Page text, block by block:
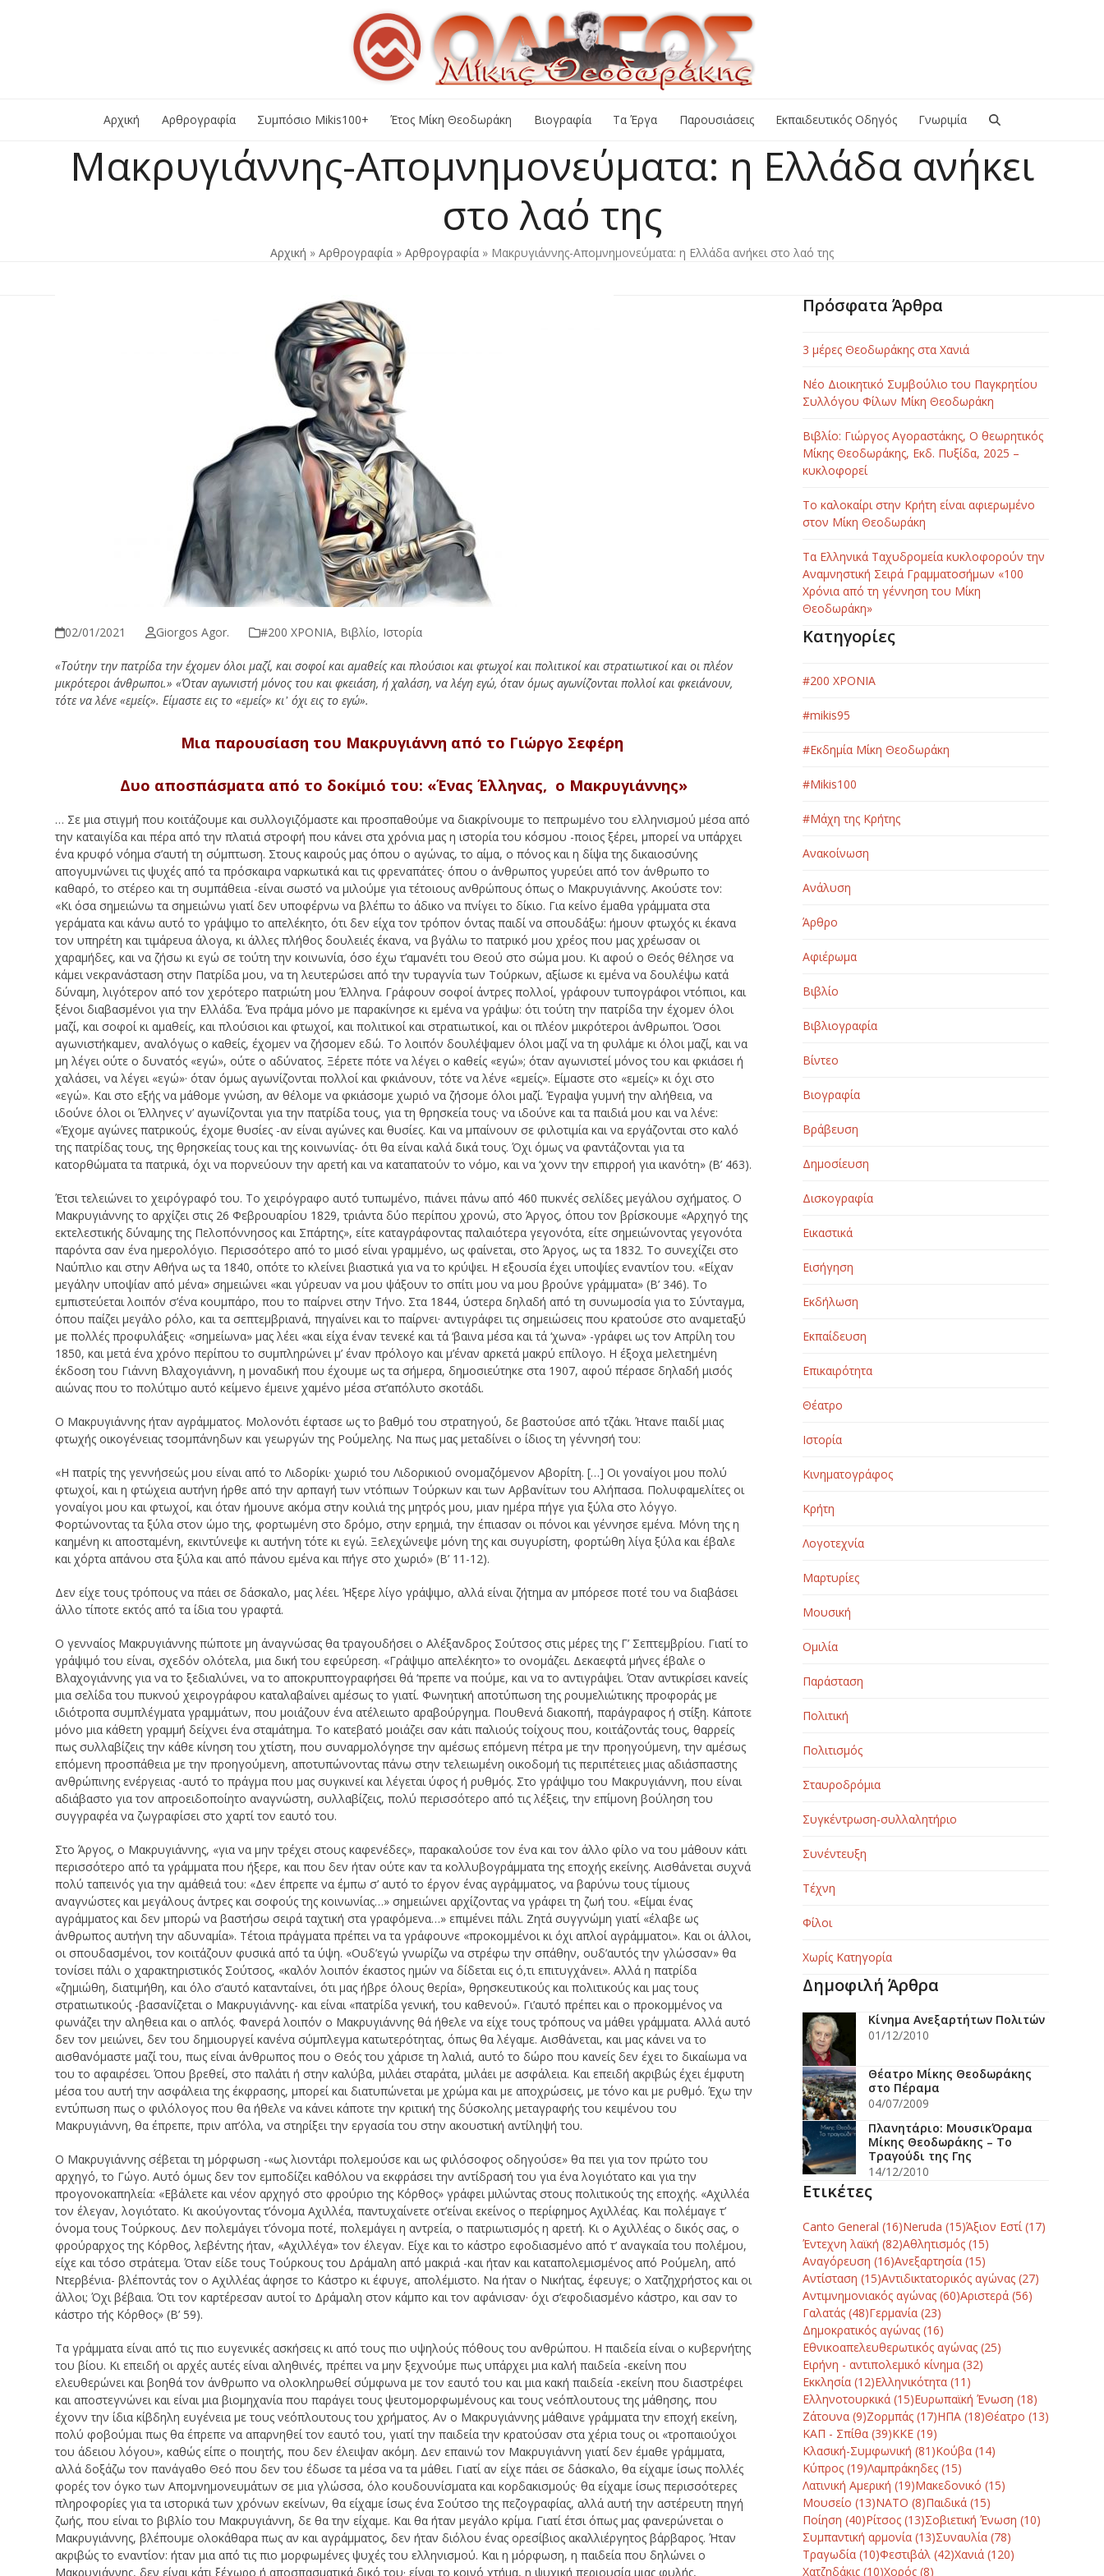
Αρχική Αρθρογραφία Συμπόσιο Mikis100+ Έτος Μίκη Θεοδωράκη Βιογραφία Τα Έργα Παρουσιάσεις Εκπαιδευτικός Οδηγός Γνωριμία
Μακρυγιάννης-Απομνημονεύματα: η Ελλάδα ανήκει
στο λαό της
Αρχική » Αρθρογραφία » Αρθρογραφία » Μακρυγιάννης-Απομνημονεύματα: η Ελλάδα ανήκει στο λαό της
02/01/2021 Giorgos Agor. #200 ΧΡΟΝΙΑ, Βιβλίο, Ιστορία
«Τούτην την πατρίδα την έχομεν όλοι μαζί, και σοφοί και αμαθείς και πλούσιοι και φτωχοί και πολιτικοί και στρατιωτικοί και οι πλέον
μικρότεροι άνθρωποι.» «Όταν αγωνιστή μόνος του και φκειάση, ή χαλάση, να λέγη εγώ, όταν όμως αγωνίζονται πολλοί και φκειάνουν,
τότε να λένε «εμείς». Είμαστε εις το «εμείς» κι᾿ όχι εις το εγώ».
Μια παρουσίαση του Μακρυγιάννη από το Γιώργο Σεφέρη
Δυο αποσπάσματα από το δοκίμιό του: «Ένας Έλληνας, ο Μακρυγιάννης»
… Σε μια στιγμή που κοιτάζουμε και συλλογιζόμαστε και προσπαθούμε να διακρίνουμε το πεπρωμένο του ελληνισμού μέσα από
την καταιγίδα και πέρα από την πλατιά στροφή που κάνει στα χρόνια μας η ιστορία του κόσμου -ποιος ξέρει, μπορεί να υπάρχει
ένα κρυφό νόημα σ’αυτή τη σύμπτωση. Στους καιρούς μας όπου ο αγώνας, το αίμα, ο πόνος και η δίψα της δικαιοσύνης
απογυμνώνει τις ψυχές από τα πρόσκαιρα ναρκωτικά και τις φρεναπάτες· όπου ο άνθρωπος γυρεύει από τον άνθρωπο το
καθαρό, το στέρεο και τη συμπάθεια -είναι σωστό να μιλούμε για τέτοιους ανθρώπους όπως ο Μακρυγιάννης. Ακούστε τον:
«Κι όσα σημειώνω τα σημειώνω γιατί δεν υποφέρνω να βλέπω το άδικο να πνίγει το δίκιο. Για κείνο έμαθα γράμματα στα
γεράματα και κάνω αυτό το γράψιμο το απελέκητο, ότι δεν είχα τον τρόπον όντας παιδί να σπουδάξω: ήμουν φτωχός κι έκανα
τον υπηρέτη και τιμάρευα άλογα, κι άλλες πλήθος δουλειές έκανα, να βγάλω το πατρικό μου χρέος που μας χρέωσαν oι
χαραμήδες, και να ζήσω κι εγώ σε τούτη την κοινωνία, όσο έχω τ’αμανέτι του Θεού στο σώμα μου. Κι αφού ο Θεός θέλησε να
κάμει νεκρανάσταση στην Πατρίδα μου, να τη λευτερώσει από την τυραγνία των Τούρκων, αξίωσε κι εμένα να δουλέψω κατά
δύναμη, λιγότερον από τον χερότερο πατριώτη μου Έλληνα. Γράφουν σοφοί άντρες πολλοί, γράφουν τυπογράφοι ντόπιοι, και
ξένοι διαβασμένοι για την Ελλάδα. Ένα πράμα μόνο με παρακίνησε κι εμένα να γράψω: ότι τούτη την πατρίδα την έχομεν όλοι
μαζί, και σοφοί κι αμαθείς, και πλούσιοι και φτωχοί, και πολιτικοί και στρατιωτικοί, και οι πλέον μικρότεροι άνθρωποι. Όσοι
αγωνιστήκαμεν, αναλόγως ο καθείς, έχομεν να ζήσομεν εδώ. Το λοιπόν δουλέψαμεν όλοι μαζί να τη φυλάμε κι όλοι μαζί, και να
μη λέγει ούτε ο δυνατός «εγώ», ούτε ο αδύνατος. Ξέρετε πότε να λέγει ο καθείς «εγώ»; όταν αγωνιστεί μόνος του και φκιάσει ή
χαλάσει, να λέγει «εγώ»· όταν όμως αγωνίζονται πολλοί και φκιάνουν, τότε να λένε «εμείς». Είμαστε στο «εμείς» κι όχι στο
«εγώ». Και στο εξής να μάθομε γνώση, αν θέλομε να φκιάσομε χωριό να ζήσομε όλοι μαζί. Έγραψα γυμνή την αλήθεια, να
ιδούνε όλοι οι Έλληνες ν’ αγωνίζονται για την πατρίδα τους, για τη θρησκεία τους· να ιδούνε και τα παιδιά μου και να λένε:
«Έχομε αγώνες πατρικούς, έχομε θυσίες -αν είναι αγώνες και θυσίες. Και να μπαίνουν σε φιλοτιμία και να εργάζονται στο καλό
της πατρίδας τους, της θρησκείας τους και της κοινωνίας- ότι θα είναι καλά δικά τους. Όχι όμως να φαντάζονται για τα
κατορθώματα τα πατρικά, όχι να πορνεύουν την αρετή και να καταπατούν το νόμο, και να ‘χονν την επιρροή για ικανότη» (Β’ 463).
Έτσι τελειώνει το χειρόγραφό του. Το χειρόγραφο αυτό τυπωμένο, πιάνει πάνω από 460 πυκνές σελίδες μεγάλου σχήματος. O
Μακρυγιάννης το αρχίζει στις 26 Φεβρουαρίου 1829, τριάντα δύο περίπου χρονώ, στο Άργος, όπου τον βρίσκουμε «Αρχηγό της
εκτελεστικής δύναμης της Πελοπόννησος και Σπάρτης», είτε καταγράφοντας παλαιότερα γεγονότα, είτε σημειώνοντας γεγονότα
παρόντα σαν ένα ημερολόγιο. Περισσότερο από το μισό είναι γραμμένο, ως φαίνεται, στο Άργος, ως τα 1832. Το συνεχίζει στο
Ναύπλιο και στην Αθήνα ως τα 1840, οπότε το κλείνει βιαστικά για να το κρύψει. Η εξουσία έχει υποψίες εναντίον του. «Είχαν
μεγάλην υποψίαν από μένα» σημειώνει «και γύρευαν να μου ψάξουν το σπίτι μου να μου βρούνε γράμματα» (Β’ 346). Το
εμπιστεύεται λοιπόν σ’ένα κουμπάρο, που το παίρνει στην Τήνο. Στα 1844, ύστερα δηλαδή από τη συνωμοσία για το Σύνταγμα,
όπου παίζει μεγάλο ρόλο, και τα σεπτεμβριανά, πηγαίνει και το παίρνει· αντιγράφει τις σημειώσεις που κρατούσε στο αναμεταξύ
με πολλές προφυλάξεις· «σημείωνα» μας λέει «και είχα έναν τενεκέ και τά ‘βαινα μέσα και τά ‘χωνα» -γράφει ως τον Απρίλη του
1850, και μετά ένα χρόνο περίπου το συμπληρώνει μ’ έναν πρόλογο και μ’έναν αρκετά μακρύ επίλογο. Η έξοχα μελετημένη
έκδοση του Γιάννη Βλαχογιάννη, η μοναδική που έχουμε ως τα σήμερα, δημοσιεύτηκε στα 1907, αφού πέρασε δηλαδή μισός
αιώνας που το πολύτιμο αυτό κείμενο έμεινε χαμένο μέσα στ’απόλυτο σκοτάδι.
Ο Μακρυγιάννης ήταν αγράμματος. Μολονότι έφτασε ως το βαθμό του στρατηγού, δε βαστούσε από τζάκι. Ήτανε παιδί μιας
φτωχής οικογένειας τσομπάνηδων και γεωργών της Ρούμελης. Να πως μας μεταδίνει ο ίδιος τη γέννησή του:
«Η πατρίς της γεννήσεώς μου είναι από το Λιδορίκι· χωριό του Λιδορικιού ονομαζόμενον Αβορίτη. […] Οι γοναίγοι μου πολύ
φτωχοί, και η φτώχεια αυτήνη ήρθε από την αρπαγή των ντόπιων Τούρκων και των Αρβανίτων του Αλήπασα. Πολυφαμελίτες οι
γοναίγοι μου και φτωχοί, και όταν ήμουνε ακόμα στην κοιλιά της μητρός μου, μιαν ημέρα πήγε για ξύλα στο λόγγο.
Φορτώνοντας τα ξύλα στον ώμο της, φορτωμένη στο δρόμο, στην ερημιά, την έπιασαν οι πόνοι και γέννησε εμένα. Μόνη της η
καημένη κι αποσταμένη, εκιντύνεψε κι αυτήνη τότε κι εγώ. Ξελεχώνεψε μόνη της και συγυρίστη, φορτώθη λίγα ξύλα και έβαλε
και χόρτα απάνου στα ξύλα και από πάνου εμένα και πήγε στο χωριό» (Β’ 11-12).
Δεν είχε τους τρόπους να πάει σε δάσκαλο, μας λέει. Ήξερε λίγο γράψιμο, αλλά είναι ζήτημα αν μπόρεσε ποτέ του να διαβάσει
άλλο τίποτε εκτός από τα ίδια του γραφτά.
Ο γενναίος Μακρυγιάννης πώποτε μη άναγνώσας θα τραγουδήσει ο Αλέξανδρος Σούτσος στις μέρες της Γ’ Σεπτεμβρίου. Γιατί το
γράψιμό του είναι, σχεδόν ολότελα, μια δική του εφεύρεση. «Γράψιμο απελέκητο» το ονομάζει. Δεκαεφτά μήνες έβαλε ο
Βλαχογιάννης για να το ξεδιαλύνει, να το αποκρυπτογραφήσει θά ‘πρεπε να πούμε, και να το αντιγράψει. Όταν αντικρίσει κανείς
μια σελίδα του πυκνού χειρογράφου καταλαβαίνει αμέσως το γιατί. Φωνητική αποτύπωση της ρουμελιώτικης προφοράς με
ιδιότροπα συμπλέγματα γραμμάτων, που μοιάζουν ένα ατέλειωτο αραβούργημα. Πουθενά διακοπή, παράγραφος ή στίξη. Κάποτε
μόνο μια κάθετη γραμμή δείχνει ένα σταμάτημα. Tο κατεβατό μοιάζει σαν κάτι παλιούς τοίχους που, κοιτάζοντάς τους, θαρρείς
πως συλλαβίζεις την κάθε κίνηση του χτίστη, που συναρμολόγησε την αμέσως επόμενη πέτρα με την προηγούμενη, την αμέσως
επόμενη προσπάθεια με την προηγούμενη, αποτυπώνοντας πάνω στην τελειωμένη οικοδομή τις περιπέτειες μιας αδιάσπαστης
ανθρώπινης ενέργειας -αυτό το πράγμα που μας συγκινεί και λέγεται ύφος ή ρυθμός. Στο γράψιμο του Μακρυγιάννη, που είναι
αδιάβαστο για τον απροειδοποίητο αναγνώστη, συλλαβίζεις, πολύ περισσότερο από τις λέξεις, την επίμονη βούληση του
συγγραφέα να ζωγραφίσει στο χαρτί τον εαυτό του.
Στο Άργος, ο Μακρυγιάννης, «για να μην τρέχει στους καφενέδες», παρακαλούσε τον ένα και τον άλλο φίλο να του μάθουν κάτι
περισσότερο από τα γράμματα που ήξερε, και που δεν ήταν ούτε καν τα κολλυβογράμματα της εποχής εκείνης. Αισθάνεται συχνά
πολύ ταπεινός για την αμάθειά του: «Δεν έπρεπε να έμπω σ’ αυτό το έργον ένας αγράμματος, να βαρύνω τους τίμιους
αναγνώστες και μεγάλους άντρες και σοφούς της κοινωνίας…» σημειώνει αρχίζοντας να γράφει τη ζωή του. «Είμαι ένας
αγράμματος και δεν μπορώ να βαστήσω σειρά ταχτική στα γραφόμενα…» επιμένει πάλι. Ζητά συγγνώμη γιατί «έλαβε ως
άνθρωπος αυτήνη την αδυναμία». Τέτοια πράγματα πρέπει να τα γράφουνε «προκομμένοι κι όχι απλοί αγράμματοι». Και οι άλλοι,
οι σπουδασμένοι, τον κοιτάζουν φυσικά από τα ύψη. «Ουδ’εγώ γνωρίζω να στρέφω την σπάθην, ουδ’αυτός την γλώσσαν» θα
τονίσει πάλι ο χαρακτηριστικός Σούτσος, «καλόν λοιπόν έκαστος ημών να δίδεται εις ό,τι επιτυγχάνει». Αλλά η πατρίδα
«ζημιώθη, διατιμήθη, και όλο σ’αυτό κατανταίνει, ότι μας ήβρε όλους θερία», θρησκευτικούς και πολιτικούς και μας τους
στρατιωτικούς -βασανίζεται ο Μακρυγιάννης- και είναι «πατρίδα γενική, του καθενού». Γι’αυτό πρέπει και ο προκομμένος να
φωνάζει την αληθεια και ο απλός. Φανερά λοιπόν ο Μακρυγιάννης θά ήθελε να είχε τους τρόπους να μάθει γράμματα. Αλλά αυτό
δεν τον μειώνει, δεν του δημιουργεί κανένα σύμπλεγμα κατωτερότητας, όπως θα λέγαμε. Αισθάνεται, και μας κάνει να το
αισθανόμαστε μαζί του, πως είναι άνθρωπος που ο Θεός του χάρισε τη λαλιά, αυτό το δώρο που κανείς δεν έχει το δικαίωμα να
του το αφαιρέσει. Όπου βρεθεί, στο παλάτι ή στην καλύβα, μιλάει σταράτα, μιλάει με ασφάλεια. Και επειδή ακριβώς έχει έμφυτη
μέσα του αυτή την ασφάλεια της έκφρασης, μπορεί και διατυπώνεται με χρώμα και με αποχρώσεις, με τόνο και με ρυθμό. Έχω την
εντύπωση πως ο φιλόλογος που θα ήθελε να κάνει κάποτε την κριτική της δύσκολης μεταγραφής του κειμένου του
Μακρυγιάννη, θα έπρεπε, πριν απ’όλα, να στηρίξει την εργασία του στην ακουστική αντίληψή του.
Ο Μακρυγιάννης σέβεται τη μόρφωση -«ως λιοντάρι πολεμούσε και ως φιλόσοφος οδηγούσε» θα πει για τον πρώτο του
αρχηγό, το Γώγο. Αυτό όμως δεν τον εμποδίζει καθόλου να εκφράσει την αντίδρασή του για ένα λογιότατο και για την
προγονοκαπηλεία: «Εβάλετε και νέον αρχηγό στο φρούριο της Κόρθος» γράφει μιλώντας στους πολιτικούς της εποχής. «Αχιλλέα
τον έλεγαν, λογιότατο. Κι ακούγοντας τ’όνομα Αχιλλέα, παντυχαίνετε οτ’είναι εκείνος ο περίφημος Αχιλλέας. Και πολέμαγε τ’
όνομα τους Τούρκους. Δεν πολεμάγει τ’όνομα ποτέ, πολεμάγει η αντρεία, ο πατριωτισμός η αρετή. Κι ο Αχιλλέας ο δικός σας, ο
φρούραρχος της Κόρθος, λεβέντης ήταν, «Αχιλλέγα» τον έλεγαν. Είχε και το κάστρο εφοδιασμένο από τ’ αναγκαία του πολέμου,
είχε και τόσο στράτεμα. Όταν είδε τους Τούρκους του Δράμαλη από μακριά -και ήταν και καταπολεμισμένος από Ρούμελη, από
Ντερβένια- βλέποντάς τον ο Αχιλλέας άφησε το Κάστρο κι έφυγε, απολέμιστο. Να ήταν ο Νικήτας, έφευγε; ο Χατζηχρήστος και οι
άλλοι; Όχι βέβαια. Ότι τον καρτέρεσαν αυτοί το Δράμαλη στον κάμπο και τον αφάνισαν· όχι σ’εφοδιασμένο κάστρο, και σαν το
κάστρο τής Κόρθος» (Β’ 59).
Τα γράμματα είναι από τις πιο ευγενικές ασκήσεις κι από τους πιο υψηλούς πόθους του ανθρώπου. Η παιδεία είναι ο κυβερνήτης
του βίου. Κι επειδή οι αρχές αυτές είναι αληθινές, πρέπει να μην ξεχνούμε πως υπάρχει μια καλή παιδεία -εκείνη που
ελευθερώνει και βοηθά τον άνθρωπο να ολοκληρωθεί σύμφωνα με τον εαυτό του και μια κακή παιδεία -εκείνη που διαστρέφει
και αποστεγνώνει και είναι μια βιομηχανία που παράγει τους ψευτομορφωμένους και τους νεόπλουτους της μάθησης, που
έχονν την ίδια κίβδηλη ευγένεια με τους νεόπλουτους του χρήματος. Αν ο Μακρυγιάννης μάθαινε γράμματα την εποχή εκείνη,
πολύ φοβούμαι πως θα έπρεπε να απαρνηθεί τον εαυτό του, γιατί την παιδεία την κρατούσαν στα χέρια τους οι «τροπαιούχοι
του άδειου λόγου», καθώς είπε ο ποιητής, που δεν έλειψαν ακόμη. Δεν επαινώ τον Μακρυγιάννη γιατί δεν έμαθε γράμματα,
αλλά δοξάζω τον πανάγαθο Θεό που δεν του έδωσε τα μέσα να τα μάθει. Γιατί αν είχε πάει σε δάσκαλο, θα είχαμε ίσως πολλές
φορές τον όγκο των Απομνημονευμάτων σε μια γλώσσα, όλο κουδουνίσματα και κορδακισμούς· θα είχαμε ίσως περισσότερες
πληροφορίες για τα ιστορικά των χρόνων εκείνων, θα είχαμε ίσως ένα Σούτσο της πεζογραφίας, αλλά αυτή την αστέρευτη πηγή
ζωής, που είναι το βιβλίο του Μακρυγιάννη, δε θα την είχαμε. Και θα ήταν μεγάλο κρίμα. Γιατί έτσι όπως μας φανερώνεται ο
Μακρυγιάννης, βλέπουμε ολοκάθαρα πως αν και αγράμματος, δεν ήταν διόλου ένας ορεσίβιος ακαλλιέργητος βάρβαρος. Ήταν
ακριβώς το εναντίον: ήταν μια από τις πιο μορφωμένες ψυχές του ελληνισμού. Και η μόρφωση, η παιδεία που δηλώνει ο
Μακρυγιάννης, δεν είναι κάτι ξέχωρο ή αποσπασματικά δικό του· είναι το κοινό χτήμα, η ψυχική περιουσία μιας φυλής,
Πρόσφατα Άρθρα
3 μέρες Θεοδωράκης στα Χανιά
Νέο Διοικητικό Συμβούλιο του Παγκρητίου
Συλλόγου Φίλων Μίκη Θεοδωράκη
Βιβλίο: Γιώργος Αγοραστάκης, Ο θεωρητικός
Μίκης Θεοδωράκης, Εκδ. Πυξίδα, 2025 –
κυκλοφορεί
Το καλοκαίρι στην Κρήτη είναι αφιερωμένο
στον Μίκη Θεοδωράκη
Τα Ελληνικά Ταχυδρομεία κυκλοφορούν την
Αναμνηστική Σειρά Γραμματοσήμων «100
Χρόνια από τη γέννηση του Μίκη
Θεοδωράκη»
Κατηγορίες
#200 ΧΡΟΝΙΑ
#mikis95
#Εκδημία Μίκη Θεοδωράκη
#Μikis100
#Μάχη της Κρήτης
Ανακοίνωση
Ανάλυση
Άρθρο
Αφιέρωμα
Βιβλίο
Βιβλιογραφία
Βίντεο
Βιογραφία
Βράβευση
Δημοσίευση
Δισκογραφία
Εικαστικά
Εισήγηση
Εκδήλωση
Εκπαίδευση
Επικαιρότητα
Θέατρο
Ιστορία
Κινηματογράφος
Κρήτη
Λογοτεχνία
Μαρτυρίες
Μουσική
Ομιλία
Παράσταση
Πολιτική
Πολιτισμός
Σταυροδρόμια
Συγκέντρωση-συλλαλητήριο
Συνέντευξη
Τέχνη
Φίλοι
Χωρίς Κατηγορία
Δημοφιλή Άρθρα
Κίνημα Ανεξαρτήτων Πολιτών
01/12/2010
Θέατρο Μίκης Θεοδωράκης
στο Πέραμα
04/07/2009
Πλανητάριο: ΜουσικΌραμα
Μίκης Θεοδωράκης – Το
Τραγούδι της Γης
14/12/2010
Ετικέτες
Canto General (16)Neruda (15)Άξιον Εστί(17)
Έντεχνη λαϊκή (82)Αθλητισμός(15)
Αναγόρευση (16)Ανεξαρτησία(15)
Αντίσταση (15)Αντιδικτατορικός αγώνας(27)
Αντιμνημονιακός αγώνας(60)Αριστερά(56)
Γαλατάς(48)Γερμανία(23)
Δημοκρατικός αγώνας(16)
Εθνικοαπελευθερωτικός αγώνας(25)
Ειρήνη - αντιπολεμικό κίνημα(32)
Εκκλησία(12)Ελληνικότητα(11)
Ελληνοτουρκικά(15)Ευρωπαϊκή Ένωση (18)
Ζάτουνα(9)Ζορμπάς(17)ΗΠΑ(18)Θέατρο (13)
ΚΑΠ - Σπίθα(39)ΚΚΕ(19)
Κλασική-Συμφωνική (81)Κούβα(14)
Κύπρος(19)Λαμπράκηδες(15)
Λατινική Αμερική (19)Μακεδονικό (15)
Μουσείο (13)ΝΑΤΟ (8)Παιδικά(15)
Ποίηση (40)Ρίτσος(13)Σοβιετική Ένωση (10)
Συμπαντική αρμονία(13)Συναυλία(78)
Τραγωδία(10)Φεστιβάλ(42)Χανιά(120)
Χατζηδάκις(10)Χορός(8)